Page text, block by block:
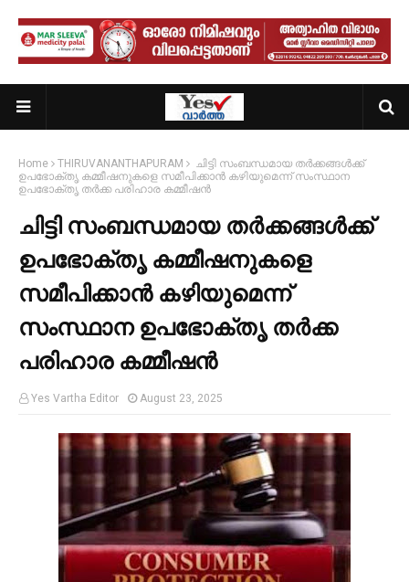
Home THIRUVANANTHAPURAM
ചിട്ടി സംബന്ധമായ തർക്കങ്ങൾക്ക്
ഉപഭോക്തൃ കമ്മീഷനുകളെ സമീപിക്കാൻ കഴിയുമെന്ന് സംസ്ഥാന
ഉപഭോക്തൃ തർക്ക പരിഹാര കമ്മീഷൻ
ചിട്ടി സംബന്ധമായ തർക്കങ്ങൾക്ക്
ഉപഭോക്തൃ കമ്മീഷനുകളെ
സമീപിക്കാൻ കഴിയുമെന്ന്
സംസ്ഥാന ഉപഭോക്തൃ തർക്ക
പരിഹാര കമ്മീഷൻ
Yes Vartha Editor August 23, 2025